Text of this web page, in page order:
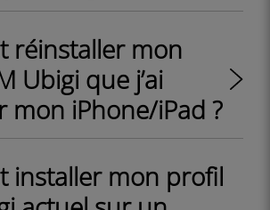
réinstaller mon
Ubigi que j’ai
mon iPhone/iPad ?
installer mon profil